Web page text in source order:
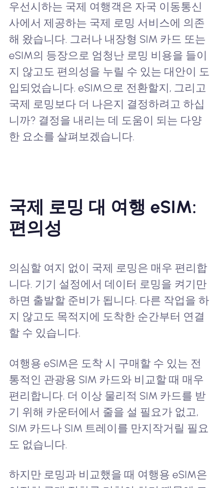
우선시하는 국제 여행객은 자국 이동통신
사에서 제공하는 국제 로밍 서비스에 의존
해 왔습니다. 그러나 내장형 SIM 카드 또는
eSIM의 등장으로 엄청난 로밍 비용을 들이
지 않고도 편의성을 누릴 수 있는 대안이 도
입되었습니다. eSIM으로 전환할지, 그리고
국제 로밍보다 더 나은지 결정하려고 하십
니까? 결정을 내리는 데 도움이 되는 다양
한 요소를 살펴보겠습니다.
국제 로밍 대 여행 eSIM:
편의성
의심할 여지 없이 국제 로밍은 매우 편리합
니다. 기기 설정에서 데이터 로밍을 켜기만
하면 출발할 준비가 됩니다. 다른 작업을 하
지 않고도 목적지에 도착한 순간부터 연결
할 수 있습니다.
여행용 eSIM은 도착 시 구매할 수 있는 전
통적인 관광용 SIM 카드와 비교할 때 매우
편리합니다. 더 이상 물리적 SIM 카드를 받
기 위해 카운터에서 줄을 설 필요가 없고,
SIM 카드나 SIM 트레이를 만지작거릴 필요
도 없습니다.
하지만 로밍과 비교했을 때 여행용 eSIM은